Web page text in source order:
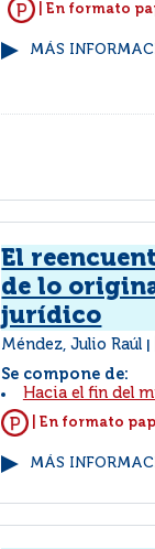
| En formato
MÁS
El
de lo
jurídico
Méndez, Julio Raúl
Se compone de:
Hacia el fin del
| En formato
MÁS